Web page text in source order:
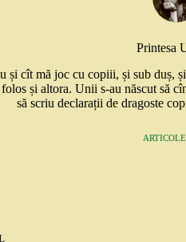
Printesa
și cît mă joc cu copiii, și sub duș,
și altora. Unii s-au născut să
să scriu declarații de dragoste